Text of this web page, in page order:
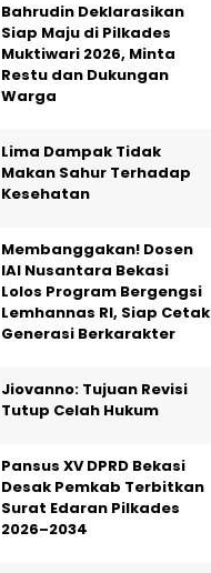
Bahrudin Deklarasikan
Siap Maju di Pilkades
Muktiwari 2026, Minta
Restu dan Dukungan
Warga
Lima Dampak Tidak
Makan Sahur Terhadap
Kesehatan
Membanggakan! Dosen
IAI Nusantara Bekasi
Lolos Program Bergengsi
Lemhannas RI, Siap Cetak
Generasi Berkarakter
Jiovanno: Tujuan Revisi
Tutup Celah Hukum
Pansus XV DPRD Bekasi
Desak Pemkab Terbitkan
Surat Edaran Pilkades
2026–2034